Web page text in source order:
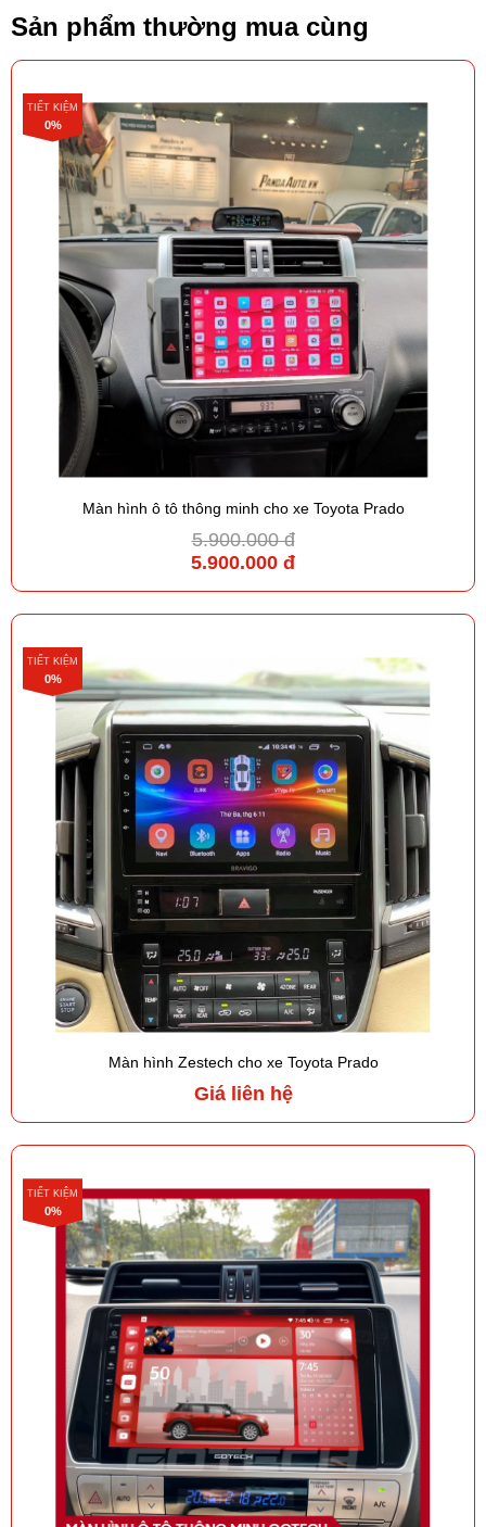
Sản phẩm thường mua cùng
TIẾT KIỆM
0%
Màn hình ô tô thông minh cho xe Toyota Prado
5.900.000 đ
5.900.000 đ
TIẾT KIỆM
0%
Màn hình Zestech cho xe Toyota Prado
Giá liên hệ
TIẾT KIỆM
0%